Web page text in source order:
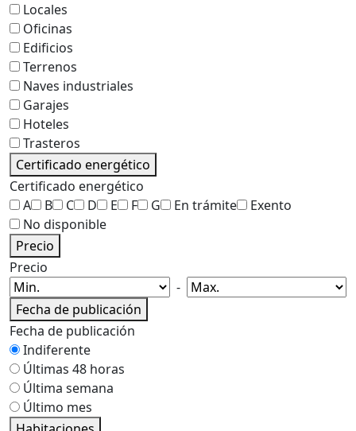
Locales
Oficinas
Edificios
Terrenos
Naves industriales
Garajes
Hoteles
Trasteros
Certificado energético
Certificado energético
A
B C D E F G En trámite
Exento
No disponible
Precio
Precio
-
Fecha de publicación
Fecha de publicación
Indiferente
Últimas 48 horas
Última semana
Último mes